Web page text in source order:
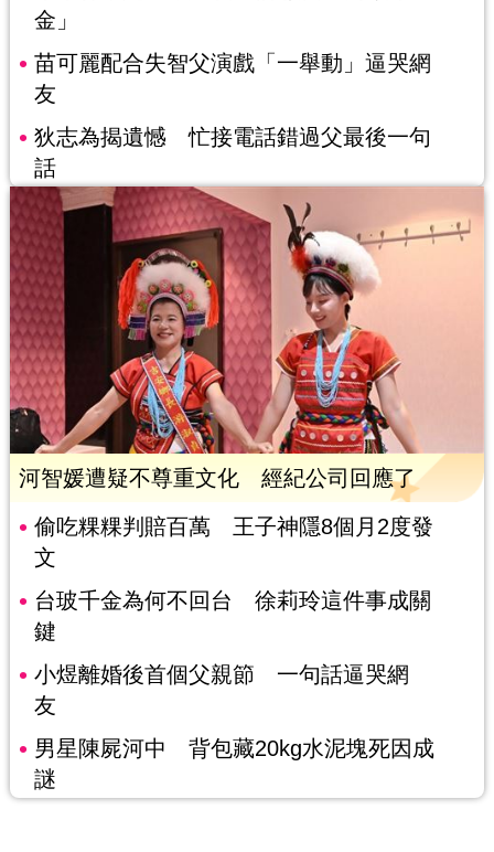
金」
苗可麗配合失智父演戲「一舉動」逼哭網
友
狄志為揭遺憾 忙接電話錯過父最後一句
話
河智媛遭疑不尊重文化 經紀公司回應了
偷吃粿粿判賠百萬 王子神隱8個月2度發
文
台玻千金為何不回台 徐莉玲這件事成關
鍵
小煜離婚後首個父親節 一句話逼哭網
友
男星陳屍河中 背包藏20kg水泥塊死因成
謎